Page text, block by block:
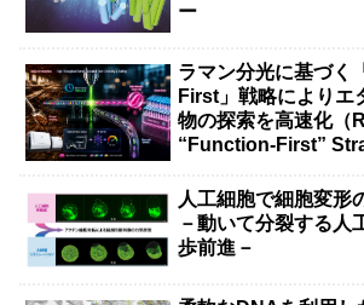
ー
ラマン分光に基づく
First」戦略によりエ
物の探索を高速化（
“Function-First”
Tolerant Microbes）
人工細胞で細胞変形
－動いて分裂する人
歩前進－